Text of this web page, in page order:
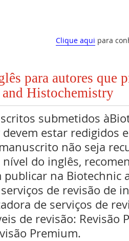
Clique aqui para
para autores que
Histochemistry
submetidos
estar redigidos
não seja
do inglês,
publicar na Biotechnic
de revisão de
de serviços de
de revisão: Revisão
Premium.